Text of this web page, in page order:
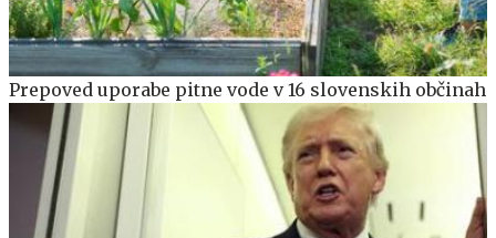
Prepoved uporabe pitne vode v 16 slovenskih občinah